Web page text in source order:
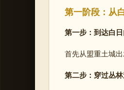
第一阶段：从
第一步：到达白
首先从盟重土城
第二步：穿过丛